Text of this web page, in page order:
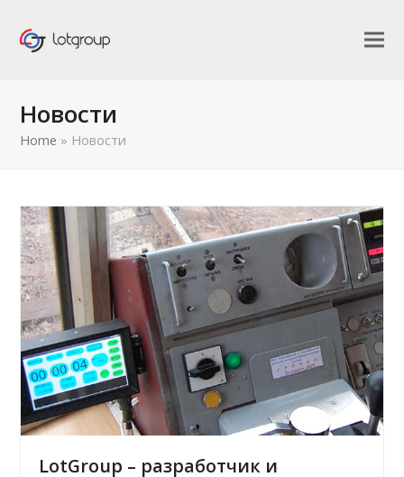
Новости
Home » Новости
LotGroup – разработчик и